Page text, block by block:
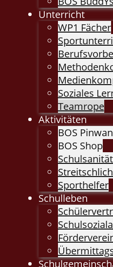
Unterricht
WP1 Fächer
Soziales
Teamrope
Aktivitäten
BOS
BOS Shop
Sporthelfer
Schulleben